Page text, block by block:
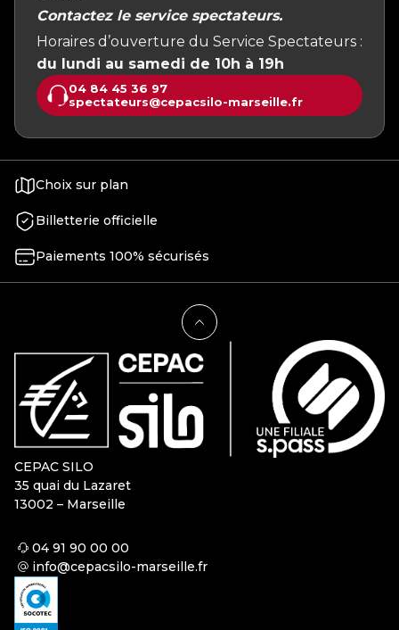
Contactez le service spectateurs.
Horaires d’ouverture du Service Spectateurs :
du lundi au samedi de 10h à 19h
04 84 45 36 97
spectateurs@cepacsilo-marseille.fr
Choix sur plan
Billetterie officielle
Paiements 100% sécurisés
CEPAC SILO
35 quai du Lazaret
13002 – Marseille
04 91 90 00 00
info@cepacsilo-marseille.fr